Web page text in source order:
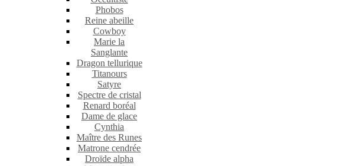
Phobos
Reine abeille
Cowboy
Marie la
Sanglante
Dragon tellurique
Titanours
Satyre
Spectre de cristal
Renard boréal
Dame de glace
Cynthia
Maître des Runes
Matrone cendrée
Droïde alpha